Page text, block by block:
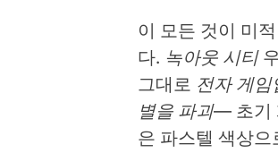
이 모든 것이 미
다. 녹아웃 시티
그대로 전자 게임
별을 파괴— 초기
은 파스텔 색상으